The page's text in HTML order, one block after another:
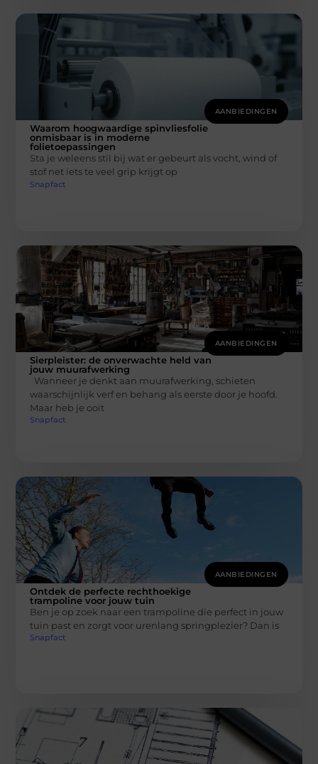
AANBIEDINGEN
Waarom hoogwaardige spinvliesfolie
onmisbaar is in moderne
folietoepassingen
Sta je weleens stil bij wat er gebeurt als vocht, wind of
stof net iets te veel grip krijgt op
Snapfact
AANBIEDINGEN
Sierpleister: de onverwachte held van
jouw muurafwerking
Wanneer je denkt aan muurafwerking, schieten
waarschijnlijk verf en behang als eerste door je hoofd.
Maar heb je ooit
Snapfact
AANBIEDINGEN
Ontdek de perfecte rechthoekige
trampoline voor jouw tuin
Ben je op zoek naar een trampoline die perfect in jouw
tuin past en zorgt voor urenlang springplezier? Dan is
Snapfact